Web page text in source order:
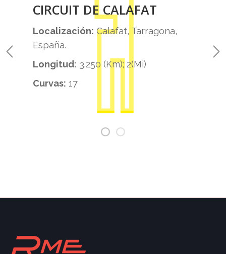
CIRCUIT DE CALAFAT
Localización: Calafat, Tarragona,
España.
Longitud: 3.250 (Km); 2(Mi)
Curvas: 17